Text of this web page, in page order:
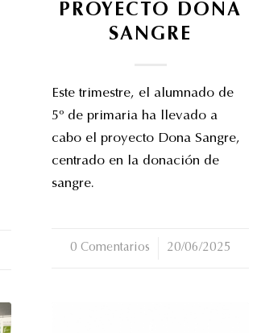
PROYECTO DONA
SANGRE
Este trimestre, el alumnado de
5º de primaria ha llevado a
cabo el proyecto Dona Sangre,
centrado en la donación de
sangre.
0 Comentarios
/ 20/06/2025